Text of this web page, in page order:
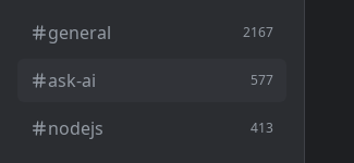
general 2167
ask-ai 577
nodejs 413